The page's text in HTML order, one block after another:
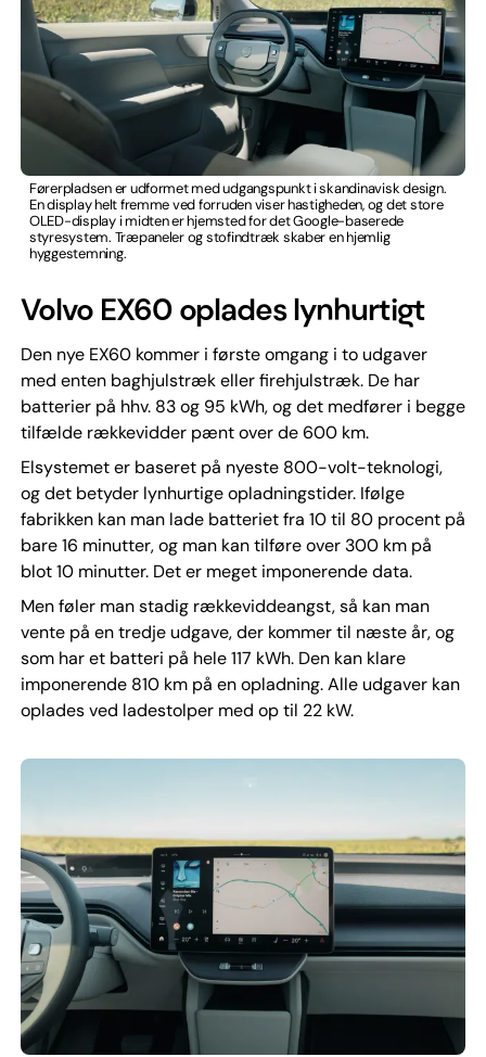
Førerpladsen er udformet med udgangspunkt i skandinavisk design.
En display helt fremme ved forruden viser hastigheden, og det store
OLED-display i midten er hjemsted for det Google-baserede
styresystem. Træpaneler og stofindtræk skaber en hjemlig
hyggestemning.
Volvo EX60 oplades lynhurtigt
Den nye EX60 kommer i første omgang i to udgaver
med enten baghjulstræk eller firehjulstræk. De har
batterier på hhv. 83 og 95 kWh, og det medfører i begge
tilfælde rækkevidder pænt over de 600 km.
Elsystemet er baseret på nyeste 800-volt-teknologi,
og det betyder lynhurtige opladningstider. Ifølge
fabrikken kan man lade batteriet fra 10 til 80 procent på
bare 16 minutter, og man kan tilføre over 300 km på
blot 10 minutter. Det er meget imponerende data.
Men føler man stadig rækkeviddeangst, så kan man
vente på en tredje udgave, der kommer til næste år, og
som har et batteri på hele 117 kWh. Den kan klare
imponerende 810 km på en opladning. Alle udgaver kan
oplades ved ladestolper med op til 22 kW.